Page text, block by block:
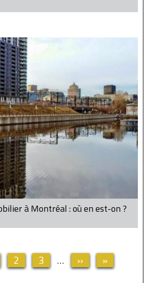
à Montréal : où en est-on ?
Page
2 Page
3 …
Next
page
››
Last
page
»